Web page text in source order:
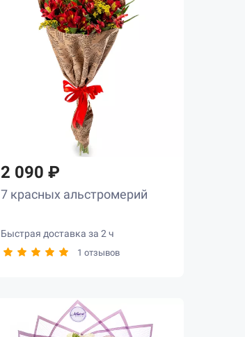
2 090 ₽
7 красных альстромерий
Быстрая доставка за 2 ч
1 отзывов